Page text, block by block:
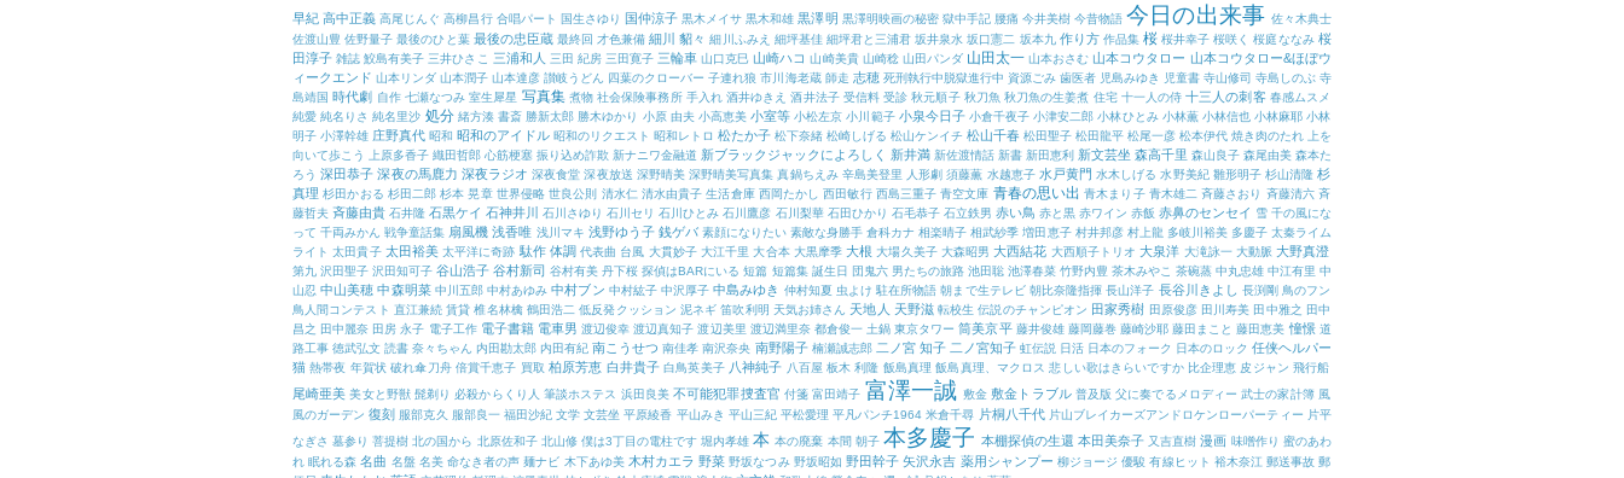
早紀 高中正義 高尾じんぐ 高柳昌行 合唱パート 国生さゆり 国仲涼子 黒木メイサ 黒木和雄 黒澤明 黒澤明映画の秘密 獄中手記 腰痛 今井美樹 今昔物語 今日の出来事 佐々木典士
佐渡山豊 佐野量子 最後のひと葉 最後の忠臣蔵 最終回 才色兼備 細川 貂々 細川ふみえ 細坪基佳 細坪君と三浦君 坂井泉水 坂口憲二 坂本九 作り方 作品集 桜 桜井幸子 桜咲く 桜庭ななみ 桜
田淳子 雑誌 鮫島有美子 三井ひさこ 三浦和人 三田 紀房 三田寛子 三輪車 山口克巳 山崎ハコ 山崎美貴 山崎稔 山田パンダ 山田太一 山本おさむ 山本コウタロー 山本コウタロー&ほぼウ
ィークエンド 山本リンダ 山本潤子 山本達彦 讃岐うどん 四葉のクローバー 子連れ狼 市川海老蔵 師走 志穂 死刑執行中脱獄進行中 資源ごみ 歯医者 児島みゆき 児童書 寺山修司 寺島しのぶ 寺
島靖国 時代劇 自作 七瀬なつみ 室生犀星 写真集 煮物 社会保険事務所 手入れ 酒井ゆきえ 酒井法子 受信料 受診 秋元順子 秋刀魚 秋刀魚の生姜煮 住宅 十一人の侍 十三人の刺客 春感ムスメ
純愛 純名りさ 純名里沙 処分 緒方湊 書斎 勝新太郎 勝木ゆかり 小原 由夫 小高恵美 小室等 小松左京 小川範子 小泉今日子 小倉千夜子 小津安二郎 小林ひとみ 小林薫 小林信也 小林麻耶 小林
明子 小澤幹雄 庄野真代 昭和 昭和のアイドル 昭和のリクエスト 昭和レトロ 松たか子 松下奈緒 松崎しげる 松山ケンイチ 松山千春 松田聖子 松田龍平 松尾一彦 松本伊代 焼き肉のたれ
上を
向いて歩こう
上原多香子 織田哲郎 心筋梗塞 振り込め詐欺 新ナニワ金融道 新ブラックジャックによろしく 新井満 新佐渡情話 新書 新田恵利 新文芸坐 森高千里 森山良子 森尾由美 森本た
ろう 深田恭子 深夜の馬鹿力 深夜ラジオ 深夜食堂 深夜放送 深野晴美 深野晴美写真集 真鍋ちえみ 辛島美登里 人形劇 須藤薫 水越恵子 水戸黄門 水木しげる 水野美紀 雛形明子 杉山清隆 杉
真理 杉田かおる 杉田二郎 杉本 晃章 世界侵略 世良公則 清水仁 清水由貴子 生活倉庫 西岡たかし 西田敏行 西島三重子 青空文庫 青春の思い出 青木まり子 青木雄二 斉藤さおり 斉藤清六 斉
藤哲夫 斉藤由貴 石井隆 石黒ケイ 石神井川 石川さゆり 石川セリ 石川ひとみ 石川鷹彦 石川梨華 石田ひかり 石毛恭子 石立鉄男 赤い鳥 赤と黒 赤ワイン 赤飯 赤鼻のセンセイ 雪 千の風にな
って 千両みかん 戦争童話集 扇風機 浅香唯 浅川マキ 浅野ゆう子 銭ゲバ 素顔になりたい 素敵な身勝手 倉科カナ 相楽晴子 相武紗季 増田恵子 村井邦彦 村上龍 多岐川裕美 多慶子 太秦ライム
ライト 太田貴子 太田裕美 太平洋に奇跡 駄作 体調 代表曲 台風 大貫妙子 大江千里 大合本 大黒摩季 大根 大場久美子 大森昭男 大西結花 大西順子トリオ 大泉洋 大滝詠一 大動脈 大野真澄
第九 沢田聖子 沢田知可子 谷山浩子 谷村新司 谷村有美 丹下桜 探偵はBARにいる 短篇 短篇集 誕生日 団鬼六 男たちの旅路 池田聡 池澤春菜 竹野内豊 茶木みやこ 茶碗蒸 中丸忠雄 中江有里 中
山忍 中山美穂 中森明菜 中川五郎 中村あゆみ 中村ブン 中村紘子 中沢厚子 中島みゆき 仲村知夏 虫よけ 駐在所物語 朝まで生テレビ 朝比奈隆指揮 長山洋子 長谷川きよし 長渕剛 鳥のフン
鳥人間コンテスト 直江兼続 賃貸 椎名林檎 鶴田浩二 低反発クッション 泥ネギ 笛吹利明 天気お姉さん 天地人 天野滋 転校生 伝説のチャンピオン 田家秀樹 田原俊彦 田川寿美 田中雅之 田中
昌之 田中麗奈 田房 永子 電子工作 電子書籍 電車男 渡辺俊幸 渡辺真知子 渡辺美里 渡辺満里奈 都倉俊一 土鍋 東京タワー 筒美京平 藤井俊雄 藤岡藤巻 藤崎沙耶 藤田まこと 藤田恵美 憧憬 道
路工事 徳武弘文 読書 奈々ちゃん 内田勘太郎 内田有紀 南こうせつ 南佳孝 南沢奈央 南野陽子 楠瀬誠志郎 二ノ宮 知子 二ノ宮知子 虹伝説 日活 日本のフォーク 日本のロック 任侠ヘルパー
猫 熱帯夜 年賀状 破れ傘刀舟 倍賞千恵子 買取 柏原芳恵 白井貴子 白鳥英美子 八神純子 八百屋 板木 利隆 飯島真理 飯島真理、マクロス 悲しい歌はきらいですか 比企理恵 皮ジャン 飛行船
尾崎亜美 美女と野獣 髭剃り 必殺からくり人 筆談ホステス 浜田良美 不可能犯罪捜査官 付箋 富田靖子 富澤一誠 敷金 敷金トラブル 普及版 父に奏でるメロディー 武士の家計簿 風
風のガーデン 復刻 服部克久 服部良一 福田沙紀 文学 文芸坐 平原綾香 平山みき 平山三紀 平松愛理 平凡パンチ1964 米倉千尋 片桐八千代 片山ブレイカーズアンドロケンローパーティー
片平
なぎさ 墓参り 菩提樹 北の国から 北原佐和子 北山修 僕は3丁目の電柱です 堀内孝雄 本 本の廃棄 本間 朝子 本多慶子 本棚探偵の生還 本田美奈子 又吉直樹 漫画 味噌作り 蜜のあわ
れ 眠れる森 名曲 名盤 名美 命なき者の声 麺ナビ 木下あゆ美 木村カエラ 野菜 野坂なつみ 野坂昭如 野田幹子 矢沢永吉 薬用シャンプー 柳ジョージ 優駿 有線ヒット 裕木奈江 郵送事故 郵